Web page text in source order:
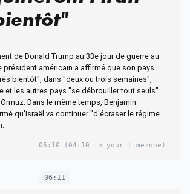
de Donald Trump au 33e jour de guerre au
président américain a affirmé que son pays
bientôt", dans "deux ou trois semaines",
et les autres pays "se débrouiller tout seuls"
Dans le même temps, Benjamin
qu'Israël va continuer "d'écraser le régime
06:10 (04:10 in your timezone)
06:11